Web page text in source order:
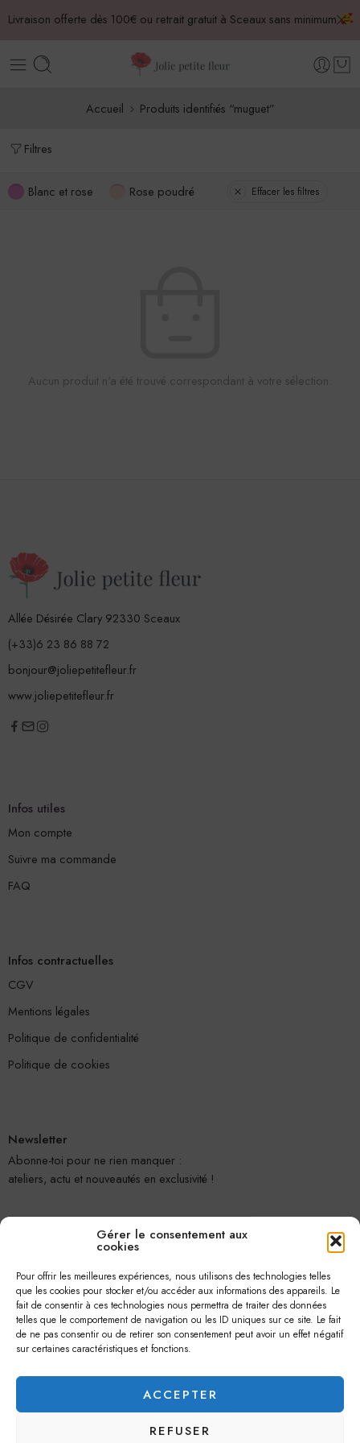
Gérer le consentement aux
cookies
Pour offrir les meilleures expériences, nous utilisons des technologies telles
que les cookies pour stocker et/ou accéder aux informations des appareils. Le
fait de consentir à ces technologies nous permettra de traiter des données
telles que le comportement de navigation ou les ID uniques sur ce site. Le fait
de ne pas consentir ou de retirer son consentement peut avoir un effet négatif
sur certaines caractéristiques et fonctions.
ACCEPTER
REFUSER
Livraison offerte dès 100€ ou retrait gratuit à Sceaux sans minimum
Accueil Produits identifiés “muguet”
Filtres
Blanc et rose Rose poudré Effacer les filtres
Aucun produit n'a été trouvé correspondant à votre sélection.
Allée Désirée Clary 92330 Sceaux
(+33)6 23 86 88 72
bonjour@joliepetitefleur.fr
www.joliepetitefleur.fr
Infos utiles
Mon compte
Suivre ma commande
FAQ
Infos contractuelles
CGV
Mentions légales
Politique de confidentialité
Politique de cookies
Newsletter
Abonne-toi pour ne rien manquer :
ateliers, actu et nouveautés en exclusivité !
Je m'abonne